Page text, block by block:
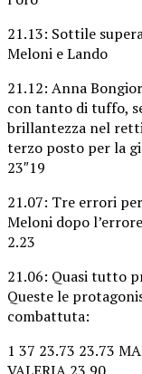
21.13: Sottile
Meloni e Lando
21.12: Anna
con tanto di tuffo,
brillantezza nel
terzo posto per la
23″19
21.07: Tre errori
Meloni dopo
2.23
21.06: Quasi tutto
Queste le
combattuta:
1 37 23.73 23.73